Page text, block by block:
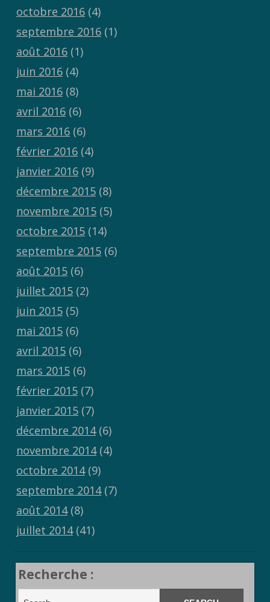
octobre 2016(4)
septembre 2016(1)
août 2016(1)
juin 2016(4)
mai 2016(8)
avril 2016(6)
mars 2016(6)
février 2016(4)
janvier 2016(9)
décembre 2015(8)
novembre 2015(5)
octobre 2015(14)
septembre 2015(6)
août 2015(6)
juillet 2015(2)
juin 2015(5)
mai 2015(6)
avril 2015(6)
mars 2015(6)
février 2015(7)
janvier 2015(7)
décembre 2014(6)
novembre 2014(4)
octobre 2014(9)
septembre 2014(7)
août 2014(8)
juillet 2014(41)
Recherche :